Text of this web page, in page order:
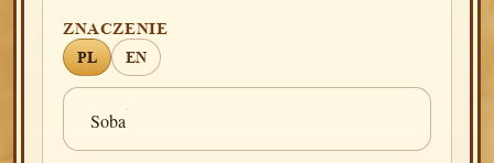
ZNACZENIE
PL
EN
Soba